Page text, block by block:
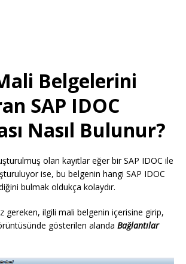
Belgelerini
SAP IDOC
Nasıl Bulunur?
olan kayıtlar eğer bir SAP IDOC ile
ise, bu belgenin hangi SAP IDOC
bulmak oldukça kolaydır.
gereken, ilgili mali belgenin içerisine girip,
gösterilen alanda Bağlantılar